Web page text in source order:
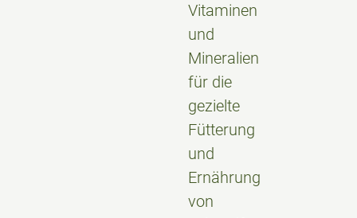
Vitaminen
und
Mineralien
für die
gezielte
Fütterung
und
Ernährung
von